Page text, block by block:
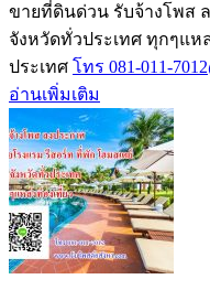
ขายที่ดินด่วน รับจ้างโพส
จังหวัดทั่วประเทศ ทุกๆแห
ประเทศ โทร 081-011-
อ่านเพิ่มเติม